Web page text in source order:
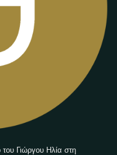
του Γιώργου Ηλία στη